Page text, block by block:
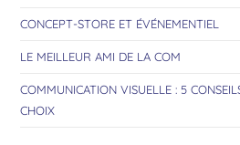
CONCEPT-STORE ET ÉVÉNEMENTIEL
LE MEILLEUR AMI DE LA COM
COMMUNICATION VISUELLE : 5
CHOIX